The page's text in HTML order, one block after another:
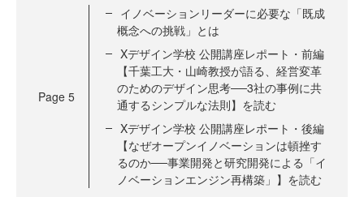
Page 5
イノベーションリーダーに必要な「既成
概念への挑戦」とは
Xデザイン学校 公開講座レポート・前編
【千葉工大・山崎教授が語る、経営変革
のためのデザイン思考──3社の事例に共
通するシンプルな法則】を読む
Xデザイン学校 公開講座レポート・後編
【なぜオープンイノベーションは頓挫す
るのか──事業開発と研究開発による「イ
ノベーションエンジン再構築」】を読む